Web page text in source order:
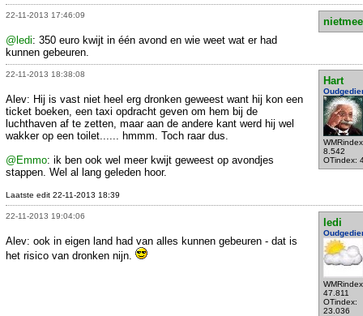
22-11-2013 17:46:09
@ledi: 350 euro kwijt in één avond en wie weet wat er had
kunnen gebeuren.
22-11-2013 18:38:08
Hart
8.542
OTindex:
Alev: Hij is vast niet heel erg dronken geweest want hij kon een
ticket boeken, een taxi opdracht geven om hem bij de
luchthaven af te zetten, maar aan de andere kant werd hij wel
wakker op een toilet...... hmmm. Toch raar dus.
@Emmo: ik ben ook wel meer kwijt geweest op avondjes
stappen. Wel al lang geleden hoor.
Laatste edit 22-11-2013 18:39
22-11-2013 19:04:06
ledi
47.811
OTindex:
23.036
Alev: ook in eigen land had van alles kunnen gebeuren - dat is
het risico van dronken nijn.